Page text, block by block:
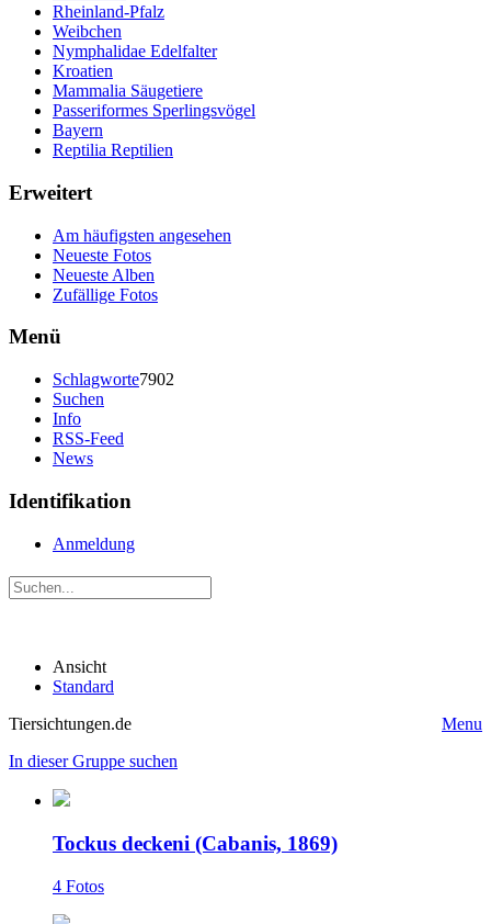
Rheinland-Pfalz
Weibchen
Nymphalidae Edelfalter
Kroatien
Mammalia Säugetiere
Passeriformes Sperlingsvögel
Bayern
Reptilia Reptilien
Erweitert
Am häufigsten angesehen
Neueste Fotos
Neueste Alben
Zufällige Fotos
Menü
Schlagworte7902
Suchen
Info
RSS-Feed
News
Identifikation
Anmeldung
Ansicht
Standard
Tiersichtungen.de
Menu
In dieser Gruppe suchen
Tockus deckeni (Cabanis, 1869)
4 Fotos